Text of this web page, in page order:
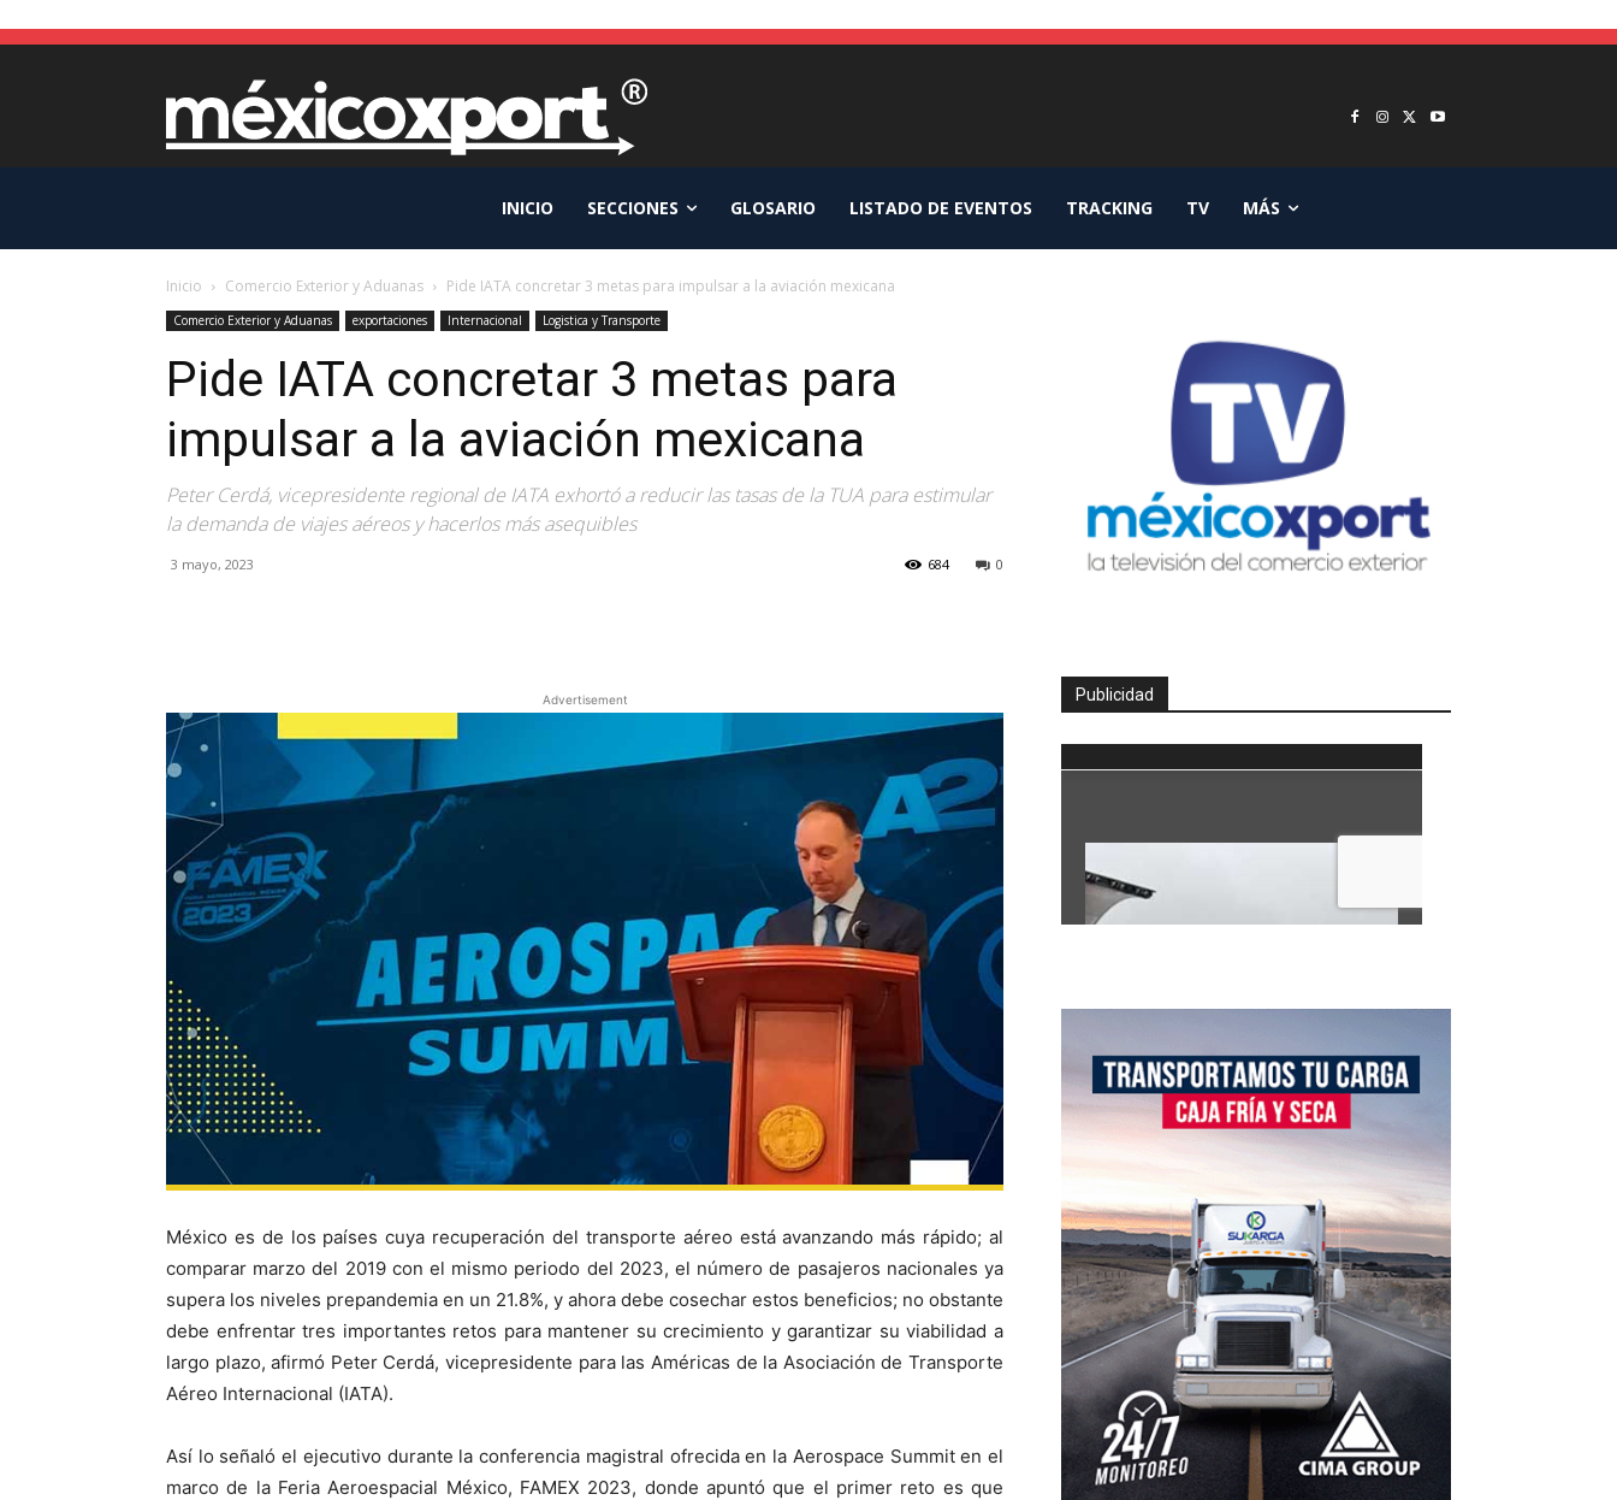
INICIO SECCIONES GLOSARIO LISTADO DE EVENTOS TRACKING TV MÁS
Inicio Comercio Exterior y Aduanas Pide IATA concretar 3 metas para impulsar a la aviación mexicana
Comercio Exterior y Aduanas exportaciones Internacional Logistica y Transporte
Pide IATA concretar 3 metas para
impulsar a la aviación mexicana
Peter Cerdá, vicepresidente regional de IATA exhortó a reducir las tasas de la TUA para estimular
la demanda de viajes aéreos y hacerlos más asequibles
3 mayo, 2023 0
684
Advertisement
México es de los países cuya recuperación del transporte aéreo está avanzando más rápido; al
comparar marzo del 2019 con el mismo periodo del 2023, el número de pasajeros nacionales ya
supera los niveles prepandemia en un 21.8%, y ahora debe cosechar estos beneficios; no obstante
debe enfrentar tres importantes retos para mantener su crecimiento y garantizar su viabilidad a
largo plazo, afirmó Peter Cerdá, vicepresidente para las Américas de la Asociación de Transporte
Aéreo Internacional (IATA).
Así lo señaló el ejecutivo durante la conferencia magistral ofrecida en la Aerospace Summit en el
marco de la Feria Aeroespacial México, FAMEX 2023, donde apuntó que el primer reto es que
Publicidad